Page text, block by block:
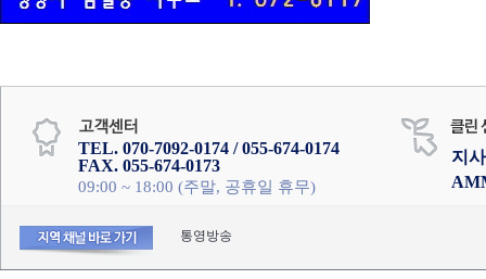
TEL. 070-7092-0174 / 055-674-0174
FAX. 055-674-0173
09:00 ~ 18:00 (주말, 공휴일 휴무)
지
통영방송